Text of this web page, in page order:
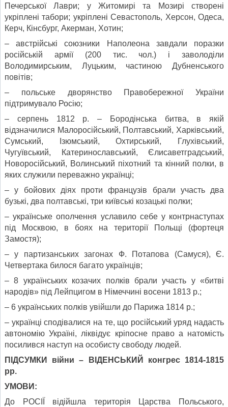
Печерської Лаври; у Житомирі та Мозирі створені
укріплені табори; укріплені Севастополь, Херсон, Одеса,
Керч, Кінсбург, Акерман, Хотин;
– австрійські союзники Наполеона завдали поразки
російській армії (200 тис. чол.) і заволоділи
Володимирським, Луцьким, частиною Дубненського
повітів;
– польське дворянство Правобережної України
підтримувало Росію;
– серпень 1812 р. – Бородінська битва, в якій
відзначилися Малоросійський, Полтавський, Харківський,
Сумський, Ізюмський, Охтирський, Глухівський,
Чугуївський, Катеринославський, Єлисаветградський,
Новоросійський, Волинський піхотний та кінний полки, в
яких служили переважно українці;
– у бойових діях проти французів брали участь два
бузькі, два полтавські, три київські козацькі полки;
– українське ополчення уславило себе у контрнаступах
під Москвою, в боях на території Польщі (фортеця
Замостя);
– у партизанських загонах Ф. Потапова (Самуся), Є.
Четвертака билося багато українців;
– 8 українських козачих полків брали участь у «битві
народів» під Лейпцигом в Німеччині восени 1813 р.;
– 6 українських полків увійшли до Парижа 1814 р.;
– українці сподівалися на те, що російський уряд надасть
автономію Україні, ліквідує кріпосне право а натомість
посилився наступ на особисту свободу людей.
ПІДСУМКИ війни – ВІДЕНСЬКИЙ конгрес 1814-1815
рр.
УМОВИ:
До РОСІЇ відійшла територія Царства Польського,